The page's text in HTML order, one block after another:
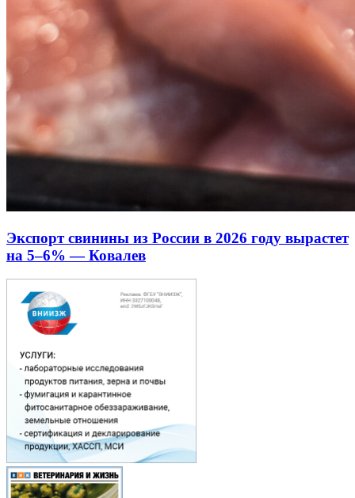
Экспорт свинины из России в 2026 году вырастет
на 5–6% — Ковалев